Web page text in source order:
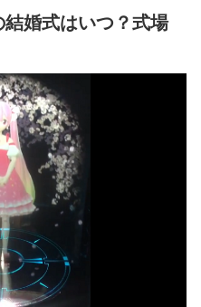
婚式はいつ？式場